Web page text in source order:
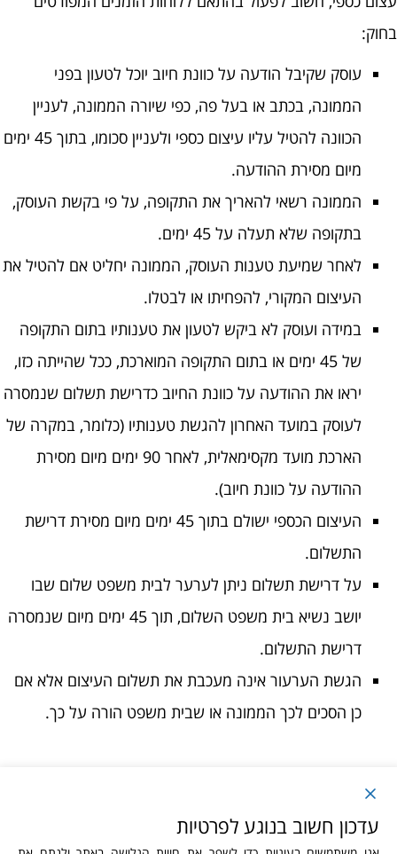
בחוק:
עוסק שקיבל הודעה על כוונת חיוב יוכל לטעון בפני
הממונה, בכתב או בעל פה, כפי שיורה הממונה, לעניין
הכוונה להטיל עליו עיצום כספי ולעניין סכומו, בתוך 45 ימים
מיום מסירת ההודעה.
הממונה רשאי להאריך את התקופה, על פי בקשת העוסק,
בתקופה שלא תעלה על 45 ימים.
לאחר שמיעת טענות העוסק, הממונה יחליט אם להטיל את
העיצום המקורי, להפחיתו או לבטלו.
במידה ועוסק לא ביקש לטעון את טענותיו בתום התקופה
של 45 ימים או בתום התקופה המוארכת, ככל שהייתה כזו,
יראו את ההודעה על כוונת החיוב כדרישת תשלום שנמסרה
לעוסק במועד האחרון להגשת טענותיו (כלומר, במקרה של
הארכת מועד מקסימאלית, לאחר 90 ימים מיום מסירת
ההודעה על כוונת חיוב).
העיצום הכספי ישולם בתוך 45 ימים מיום מסירת דרישת
התשלום.
על דרישת תשלום ניתן לערער לבית משפט שלום שבו
יושב נשיא בית משפט השלום, תוך 45 ימים מיום שנמסרה
דרישת התשלום.
הגשת הערעור אינה מעכבת את תשלום העיצום אלא אם
כן הסכים לכך הממונה או שבית משפט הורה על כך.
הצהרת נגישות|מדיניות הפרטיותעדכון חשוב בנוגע לפרטיות